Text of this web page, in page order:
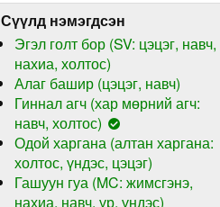
Сүүлд нэмэгдсэн
Эгэл голт бор (SV: цэцэг, навч,
нахиа, холтос)
Алаг башир (цэцэг, навч)
Гиннал агч (хар мөрний агч:
навч, холтос)
Одой харгана (алтан харгана:
холтос, үндэс, цэцэг)
Гашуун гуа (MC: жимсгэнэ,
нахиа, навч, үр, үндэс)